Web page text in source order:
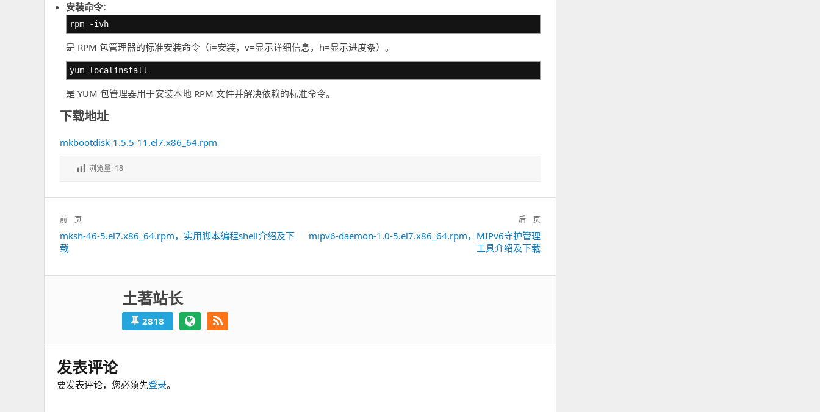
安装命令：
rpm -ivh
是 RPM 包管理器的标准安装命令（i=安装，v=显示详细信息，h=显示进度条）。
yum localinstall
是 YUM 包管理器用于安装本地 RPM 文件并解决依赖的标准命令。
下载地址
mkbootdisk-1.5.5-11.el7.x86_64.rpm
浏览量: 18
文
章
导
前一页
上
一
mksh-46-5.el7.x86_64.rpm，实用脚本编程shell介绍及下
载
后一页
mipv6-daemon-1.0-5.el7.x86_64.rpm，MIPv6守护管理
工具介绍及下载
土著站长
2818
发表评论
要发表评论，您必须先登录。